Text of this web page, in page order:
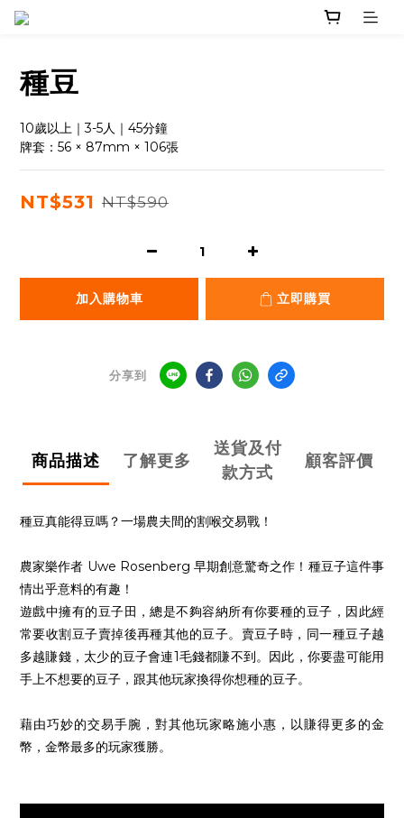
種豆
10歲以上｜3-5人｜45分鐘
牌套：56 × 87mm × 106張
NT$531 NT$590
加入購物車 立即購買
分享到
商品描述 了解更多
送貨及付
款方式
顧客評價
種豆真能得豆嗎？一場農夫間的割喉交易戰！
農家樂作者 Uwe Rosenberg 早期創意驚奇之作！種豆子這件事
情出乎意料的有趣！
遊戲中擁有的豆子田，總是不夠容納所有你要種的豆子，因此經
常要收割豆子賣掉後再種其他的豆子。賣豆子時，同一種豆子越
多越賺錢，太少的豆子會連1毛錢都賺不到。因此，你要盡可能用
手上不想要的豆子，跟其他玩家換得你想種的豆子。
藉由巧妙的交易手腕，對其他玩家略施小惠，以賺得更多的金
幣，金幣最多的玩家獲勝。